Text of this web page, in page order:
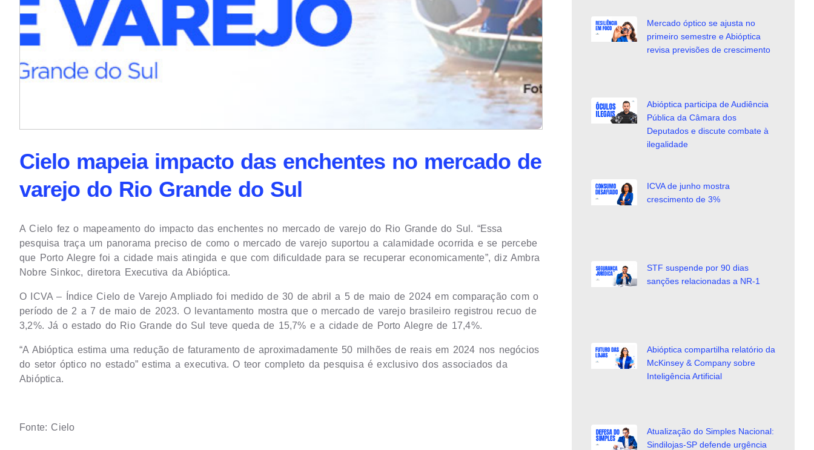
Cielo mapeia impacto das enchentes no mercado de
varejo do Rio Grande do Sul
A Cielo fez o mapeamento do impacto das enchentes no mercado de varejo do Rio Grande do Sul. “Essa
pesquisa traça um panorama preciso de como o mercado de varejo suportou a calamidade ocorrida e se percebe
que Porto Alegre foi a cidade mais atingida e que com dificuldade para se recuperar economicamente”, diz Ambra
Nobre Sinkoc, diretora Executiva da Abióptica.
O ICVA – Índice Cielo de Varejo Ampliado foi medido de 30 de abril a 5 de maio de 2024 em comparação com o
período de 2 a 7 de maio de 2023. O levantamento mostra que o mercado de varejo brasileiro registrou recuo de
3,2%. Já o estado do Rio Grande do Sul teve queda de 15,7% e a cidade de Porto Alegre de 17,4%.
“A Abióptica estima uma redução de faturamento de aproximadamente 50 milhões de reais em 2024 nos negócios
do setor óptico no estado” estima a executiva. O teor completo da pesquisa é exclusivo dos associados da
Abióptica.
Fonte: Cielo
Mercado óptico se ajusta no
primeiro semestre e Abióptica
revisa previsões de crescimento
Abióptica participa de Audiência
Pública da Câmara dos
Deputados e discute combate à
ilegalidade
ICVA de junho mostra
crescimento de 3%
STF suspende por 90 dias
sanções relacionadas a NR-1
Abióptica compartilha relatório da
McKinsey & Company sobre
Inteligência Artificial
Atualização do Simples Nacional:
Sindilojas-SP defende urgência